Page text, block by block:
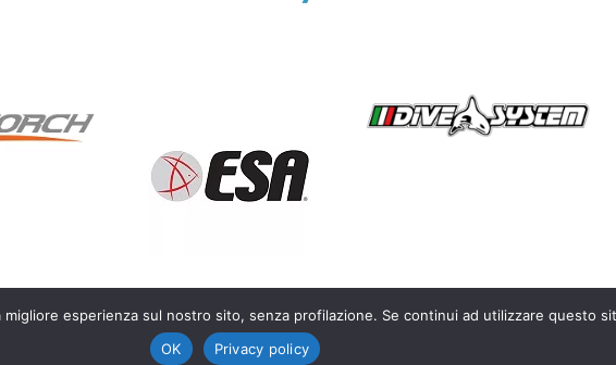
– P.IVA IT03450300128 |Privacy Policy
esperienza sul nostro sito, senza profilazione. Se continui ad utilizzare questo
OK
Privacy policy